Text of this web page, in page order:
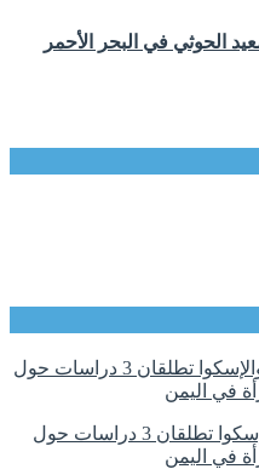
الحوثي في البحر الأحمر
هيئة الأمم المتحدة للمرأة والإسكوا تطلقان 3 دراسات حول